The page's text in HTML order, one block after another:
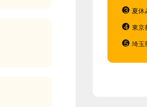
夏休
東京
埼玉